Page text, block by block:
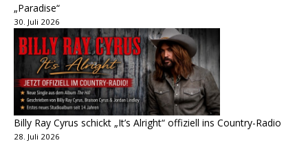
„Paradise“
30. Juli 2026
Billy Ray Cyrus schickt „It’s Alright“ offiziell ins Country-Radio
28. Juli 2026